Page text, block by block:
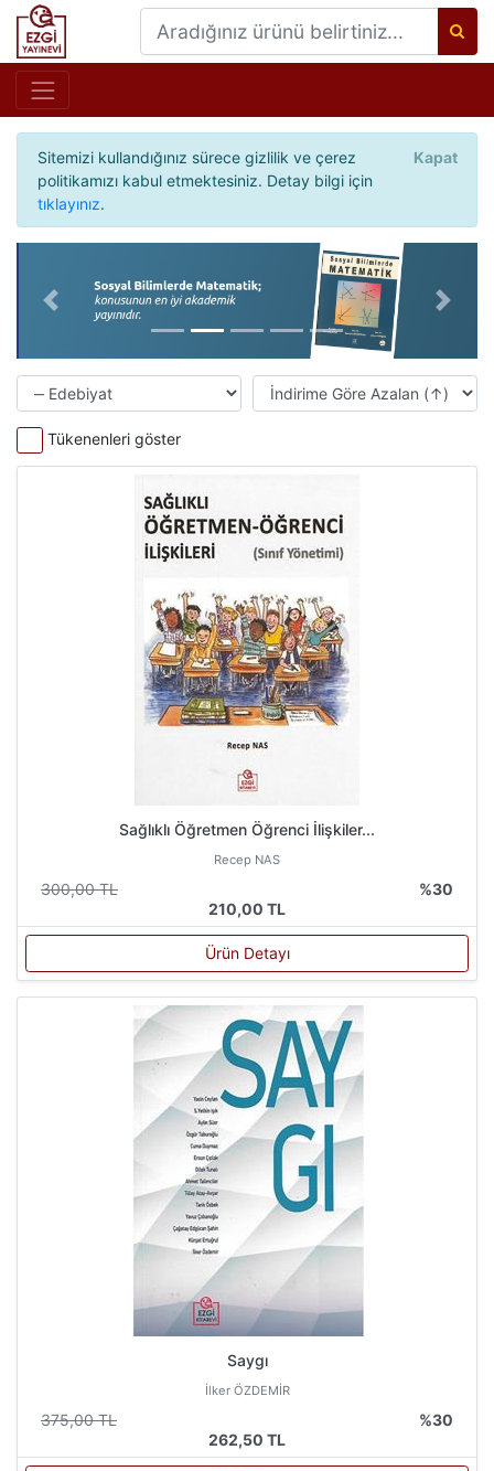
Sitemizi kullandığınız sürece gizlilik ve çerez
politikamızı kabul etmektesiniz. Detay bilgi için
tıklayınız.
Kapat
Önceki
Tükenenleri göster
Sağlıklı Öğretmen Öğrenci İlişkiler...
Recep NAS
300,00 TL
%30
210,00 TL
Ürün Detayı
Saygı
İlker ÖZDEMİR
375,00 TL
%30
262,50 TL